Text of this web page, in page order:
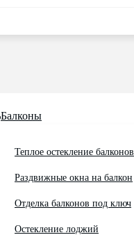
Балконы
Теплое остекление балконов
Раздвижные окна на балкон
Отделка балконов под ключ
Остекление лоджий